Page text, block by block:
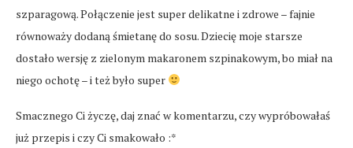
szparagową. Połączenie jest super delikatne i zdrowe – fajnie
równoważy dodaną śmietanę do sosu. Dziecię moje starsze
dostało wersję z zielonym makaronem szpinakowym, bo miał na
niego ochotę – i też było super
Smacznego Ci życzę, daj znać w komentarzu, czy wypróbowałaś
już przepis i czy Ci smakowało :*